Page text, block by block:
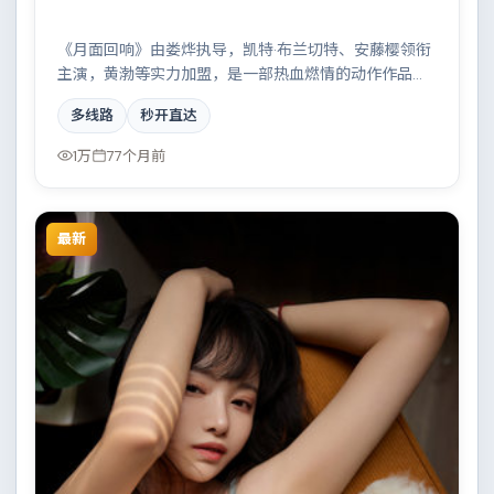
《月面回响》由娄烨执导，凯特·布兰切特、安藤樱领衔
主演，黄渤等实力加盟，是一部热血燃情的动作作品。
故事主要发生在日本，一场看似偶然的事故牵出陈年秘
辛。影片在视听语言与叙事节奏上均有突破，适合喜欢
深度叙事的观众。
多线路 秒开直达
1万 77个月前
最新